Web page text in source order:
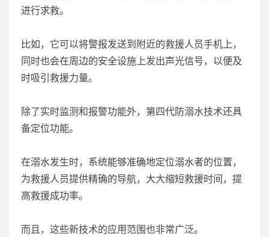
进行求救。
比如，它可以将警报发送到附近的救援人员手机上，
同时也会在周边的安全设施上发出声光信号，以便及
时吸引救援力量。
除了实时监测和报警功能外，第四代防溺水技术还具
备定位功能。
在溺水发生时，系统能够准确地定位溺水者的位置，
为救援人员提供精确的导航，大大缩短救援时间，提
高救援成功率。
而且，这些新技术的应用范围也非常广泛。